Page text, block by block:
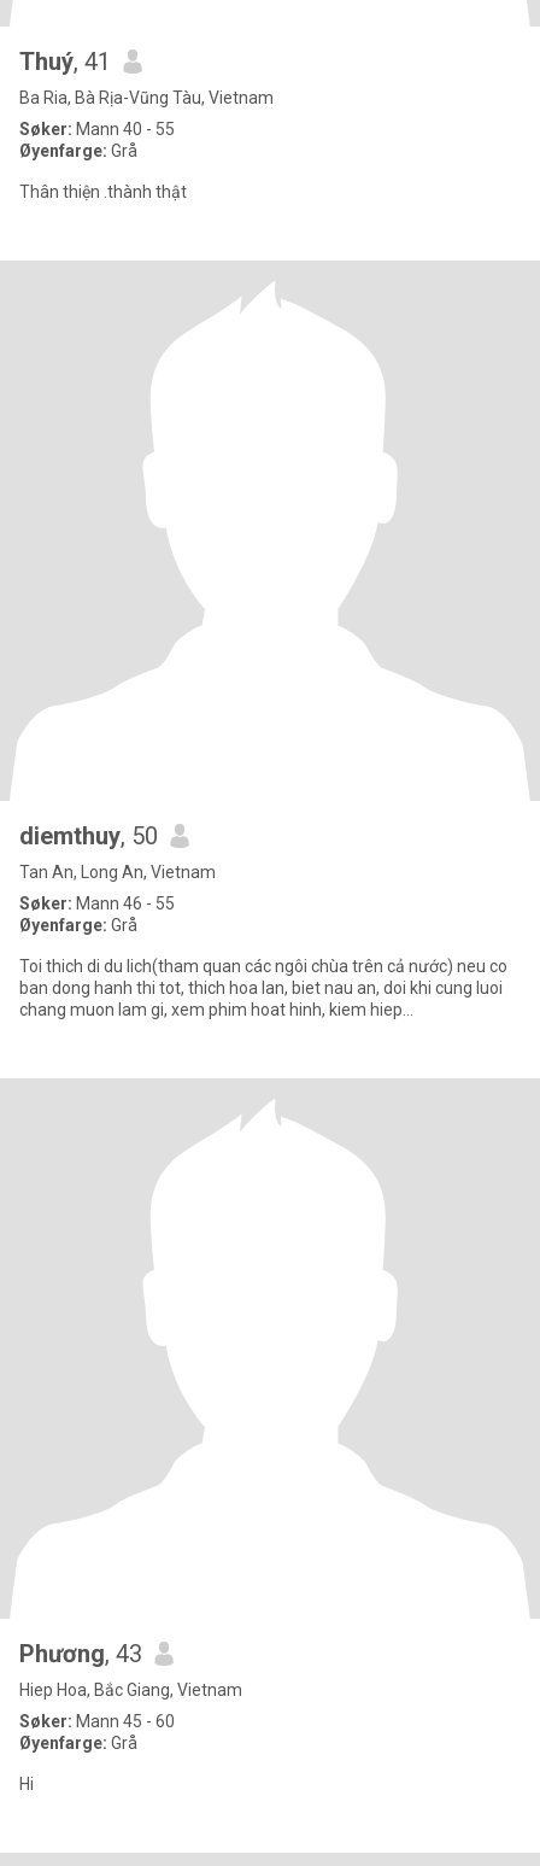
Thuý, 41
Ba Ria, Bà Rịa-Vũng Tàu, Vietnam
Søker: Mann 40 - 55
Øyenfarge: Grå
Thân thiện .thành thật
diemthuy, 50
Tan An, Long An, Vietnam
Søker: Mann 46 - 55
Øyenfarge: Grå
Toi thich di du lich(tham quan các ngôi chùa trên cả nước) neu co
ban dong hanh thi tot, thich hoa lan, biet nau an, doi khi cung luoi
chang muon lam gi, xem phim hoat hinh, kiem hiep...
Phương, 43
Hiep Hoa, Bắc Giang, Vietnam
Søker: Mann 45 - 60
Øyenfarge: Grå
Hi